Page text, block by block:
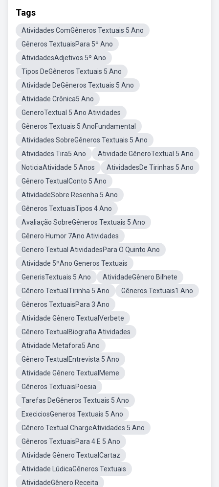
Tags
Atividades ComGêneros Textuais 5 Ano
Gêneros TextuaisPara 5º Ano
AtividadesAdjetivos 5º Ano
Tipos DeGêneros Textuais 5 Ano
Atividade DeGêneros Textuais 5 Ano
Atividade Crônica5 Ano
GeneroTextual 5 Ano Atividades
Gêneros Textuais 5 AnoFundamental
Atividades SobreGêneros Textuais 5 Ano
Atividades Tira5 Ano
Atividade GêneroTextual 5 Ano
NoticiaAtividade 5 Anos
AtividadesDe Tirinhas 5 Ano
Gênero TextualConto 5 Ano
AtividadeSobre Resenha 5 Ano
Gêneros TextuaisTipos 4 Ano
Avaliação SobreGêneros Textuais 5 Ano
Gênero Humor 7Ano Atividades
Genero Textual AtividadesPara O Quinto Ano
Atividade 5ºAno Generos Textuais
GenerisTextuais 5 Ano
AtividadeGênero Bilhete
Gênero TextualTirinha 5 Ano
Gêneros Textuais1 Ano
Gêneros TextuaisPara 3 Ano
Atividade Gênero TextualVerbete
Gênero TextualBiografia Atividades
Atividade Metafora5 Ano
Gênero TextualEntrevista 5 Ano
Atividade Gênero TextualMeme
Gêneros TextuaisPoesia
Tarefas DeGêneros Textuais 5 Ano
ExeciciosGeneros Textuais 5 Ano
Gênero Textual ChargeAtividades 5 Ano
Gêneros TextuaisPara 4 E 5 Ano
Atividade Gênero TextualCartaz
Atividade LúdicaGêneros Textuais
AtividadeGênero Receita